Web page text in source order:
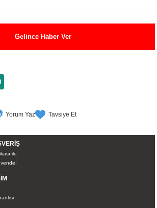
Gelince Haber Ver
Yorum Yaz Tavsiye Et
ile